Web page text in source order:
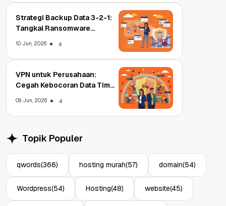
Strategi Backup Data 3-2-1:
Tangkal Ransomware
10 Jun, 2026 4
VPN untuk Perusahaan:
Cegah Kebocoran Data Tim
09 Jun, 2026 4
Topik Populer
qwords(366) hosting murah(57) domain(54)
Wordpress(54) Hosting(48) website(45)